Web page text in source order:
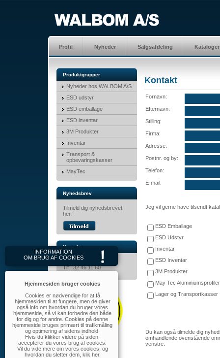
Profil Nyheder Salgsafdeling Kataloger
Produktgrupper
Nyheder hos WALBOM A/S
ESD udstyr
ESD emballage
ESD inventar
3M Produkter
Inventar
Transport &
opbevaringskasser
MayTec
Nyhedsbrev
Tilmeld dig nyhedsbrevet
her.
Kontakt
WALBOM A/S
Tlf.: 32 46 11 60
Kontakt
Fornavn:
Efternavn:
Stilling:
Firma:
Adresse:
Postnr. og by:
Telefon:
E-mail:
Jeg vil gerne have tilsendt
ESD Emballage
ESD Udstyr
Inventar
ESD Inventar
3M Produkter
May Tec Aluminiumsprofiler
Lager og Transportkasser
Du kan også tilmelde dig
omhandlende ovenstående
venstre.
INFORMATION
OM BRUG AF COOKIES
Hjemmesiden bruger cookies
Cookies er nødvendige for at få
hjemmesiden til at fungere, men de giver
også info om hvordan du bruger vores
hjemmeside, så vi kan forbedre den både
for dig og for andre. Cookies på denne
hjemmeside bruges primært til trafikmåling
og optimering af sidens indhold.
Hvis du klikker videre på siden,
accepterer du vores brug af cookies.
Vil du vide mere om vores cookies, og
hvordan du sletter dem, klik her.